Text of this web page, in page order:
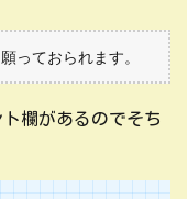
っておられます。
欄があるのでそち